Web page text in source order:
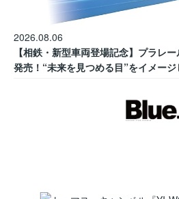
2026.08.06
【相鉄・新型車両登場記念】プラレ
発売！“未来を見つめる目”をイメー